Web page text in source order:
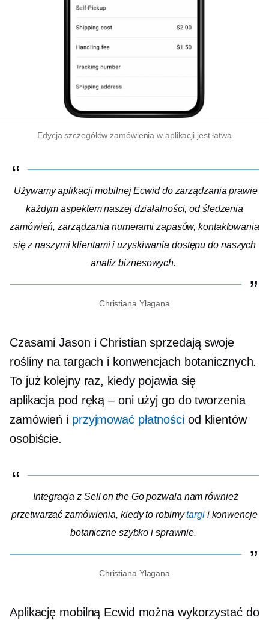
Edycja szczegółów zamówienia w aplikacji jest łatwa
Używamy aplikacji mobilnej Ecwid do zarządzania prawie
każdym aspektem naszej działalności, od śledzenia
zamówień, zarządzania numerami zapasów, kontaktowania
się z naszymi klientami i uzyskiwania dostępu do naszych
analiz biznesowych.
Christiana Ylagana
Czasami Jason i Christian sprzedają swoje
rośliny na targach i konwencjach botanicznych.
To już kolejny raz, kiedy pojawia się
aplikacja pod ręką – oniużyj go do tworzenia
zamówień i przyjmować płatnościod klientów
osobiście.
Integracja z Sell on the Go pozwala nam również
przetwarzać zamówienia, kiedy to robimytargii konwencje
botaniczne szybko i sprawnie.
Christiana Ylagana
Aplikację mobilną Ecwid można wykorzystać do